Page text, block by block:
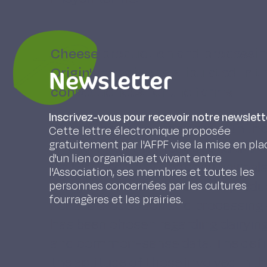
Cheese production and
Origin' : conditions stipulated in
consequences for the farms
One of the basic problems with
link between the product and the
via the feeding of the dairy
the global conditions of milk
For the production and
Newsletter
Inscrivez-vous pour recevoir notre
Cette lettre électronique proposée
gratuitement par l'AFPF vise la mise en
d'un lien organique et vivant entre
l'Association, ses membres et toutes les
personnes concernées par les cultures
fourragères et les prairies.